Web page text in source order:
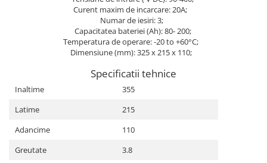
Curent maxim de incarcare: 20A;
Numar de iesiri: 3;
Capacitatea bateriei (Ah): 80- 200;
Temperatura de operare: -20 to +60°C;
Dimensiune (mm): 325 x 215 x 110;
Specificatii tehnice
Inaltime
355
Latime
215
Adancime
110
Greutate
3.8